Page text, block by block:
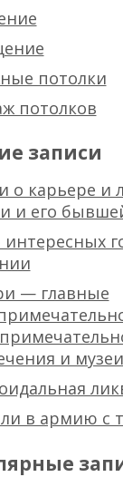
потолки
потолков
записи
о карьере и
и его
— главные
и
ли в армию с